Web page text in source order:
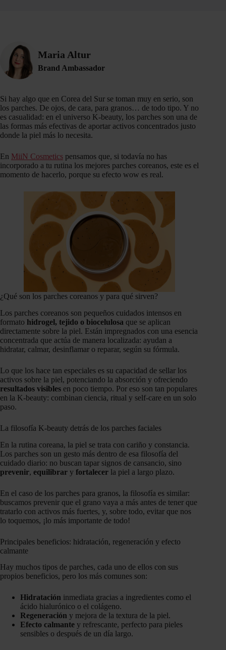
Maria Altur
Brand Ambassador
Si hay algo que en Corea del Sur se toman muy en serio, son
los parches. De ojos, de cara, para granos… de todo tipo. Y no
es casualidad: en el universo K-beauty, los parches son una de
las formas más efectivas de aportar activos concentrados justo
donde la piel más lo necesita.
En MiiN Cosmetics pensamos que, si todavía no has
incorporado a tu rutina los mejores parches coreanos, este es el
momento de hacerlo, porque su efecto wow es real.
¿Qué son los parches coreanos y para qué sirven?
Los parches coreanos son pequeños cuidados intensos en
formato hidrogel, tejido o biocelulosa que se aplican
directamente sobre la piel. Están impregnados con una esencia
concentrada que actúa de manera localizada: ayudan a
hidratar, calmar, desinflamar o reparar, según su fórmula.
Lo que los hace tan especiales es su capacidad de sellar los
activos sobre la piel, potenciando la absorción y ofreciendo
resultados visibles en poco tiempo. Por eso son tan populares
en la K-beauty: combinan ciencia, ritual y self-care en un solo
paso.
La filosofía K-beauty detrás de los parches faciales
En la rutina coreana, la piel se trata con cariño y constancia.
Los parches son un gesto más dentro de esa filosofía del
cuidado diario: no buscan tapar signos de cansancio, sino
prevenir, equilibrar y fortalecer la piel a largo plazo.
En el caso de los parches para granos, la filosofía es similar:
buscamos prevenir que el grano vaya a más antes de tener que
tratarlo con activos más fuertes, y, sobre todo, evitar que nos
lo toquemos, ¡lo más importante de todo!
Principales beneficios: hidratación, regeneración y efecto
calmante
Hay muchos tipos de parches, cada uno de ellos con sus
propios beneficios, pero los más comunes son:
Hidratación inmediata gracias a ingredientes como el
ácido hialurónico o el colágeno.
Regeneración y mejora de la textura de la piel.
Efecto calmante y refrescante, perfecto para pieles
sensibles o después de un día largo.